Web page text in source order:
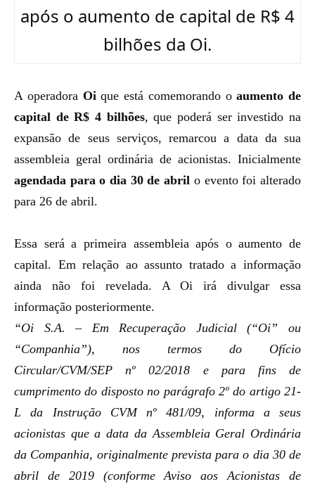
após o aumento de capital de R$ 4
bilhões da Oi.
A operadora Oique está comemorando oaumento de
capital de R$ 4 bilhões, que poderá ser investido na
expansão de seus serviços, remarcou a data da sua
assembleia geral ordinária de acionistas. Inicialmente
agendada para o dia 30 de abril o evento foi alterado
para 26 de abril.
Essa será a primeira assembleia após o aumento de
capital. Em relação ao assunto tratado a informação
ainda não foi revelada. A Oi irá divulgar essa
informação posteriormente.
“Oi S.A. – Em Recuperação Judicial (“Oi” ou
“Companhia”), nos termos do Ofício
Circular/CVM/SEP nº 02/2018 e para fins de
cumprimento do disposto no parágrafo 2º do artigo 21-
L da Instrução CVM nº 481/09, informa a seus
acionistas que a data da Assembleia Geral Ordinária
da Companhia, originalmente prevista para o dia 30 de
abril de 2019 (conforme Aviso aos Acionistas de